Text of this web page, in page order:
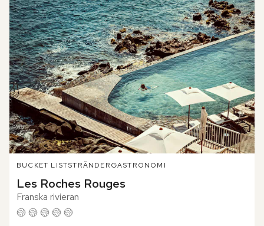
BUCKET LISTSTRÄNDERGASTRONOMI
Les Roches Rouges
Franska rivieran